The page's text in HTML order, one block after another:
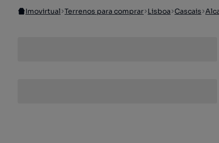
Imovirtual Terrenos para comprar Lisboa Cascais